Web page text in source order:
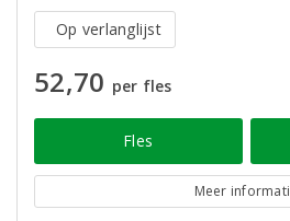
Op verlanglijst
52,70 per fles
Fles
Meer